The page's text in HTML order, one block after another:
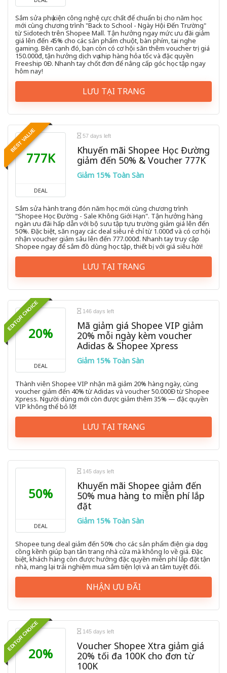
Sắm sửa phụ kiện công nghệ cực chất để chuẩn bị cho năm học
mới cùng chương trình "Back to School - Ngày Hội Đến Trường"
từ Sidotech trên Shopee Mall. Tận hưởng ngay mức ưu đãi giảm
giá lên đến 45% cho các sản phẩm chuột, bàn phím, tai nghe
gaming. Bên cạnh đó, bạn còn có cơ hội săn thêm voucher trị giá
150.000đ, tận hưởng dịch vụ ship hàng hỏa tốc và đặc quyền
Freeship 0Đ. Nhanh tay chốt đơn để nâng cấp góc học tập ngay
hôm nay!
LƯU TẠI TRANG
BEST VALUE
777K
DEAL
57 days left
Khuyến mãi Shopee Học Đường
giảm đến 50% & Voucher 777K
Giảm 15% Toàn Sàn
Sắm sửa hành trang đón năm học mới cùng chương trình
"Shopee Học Đường - Sale Không Giới Hạn". Tận hưởng hàng
ngàn ưu đãi hấp dẫn với bộ sưu tập tựu trường giảm giá lên đến
50%. Đặc biệt, săn ngay các deal siêu rẻ chỉ từ 1.000đ và có cơ hội
nhận voucher giảm sâu lên đến 777.000đ. Nhanh tay truy cập
Shopee ngay để sắm đồ dùng học tập, thiết bị với giá siêu hời!
LƯU TẠI TRANG
EDITOR CHOICE
20%
DEAL
146 days left
Mã giảm giá Shopee VIP giảm
20% mỗi ngày kèm voucher
Adidas & Shopee Xpress
Giảm 15% Toàn Sàn
Thành viên Shopee VIP nhận mã giảm 20% hàng ngày, cùng
voucher giảm đến 40% từ Adidas và voucher 50.000Đ từ Shopee
Xpress. Người dùng mới còn được giảm thêm 35% — đặc quyền
VIP không thể bỏ lỡ!
LƯU TẠI TRANG
50%
DEAL
145 days left
Khuyến mãi Shopee giảm đến
50% mua hàng to miễn phí lắp
đặt
Giảm 15% Toàn Sàn
Shopee tung deal giảm đến 50% cho các sản phẩm điện gia dụng
cồng kềnh giúp bạn tân trang nhà cửa mà không lo về giá. Đặc
biệt, khách hàng còn được hưởng đặc quyền miễn phí lắp đặt tận
nhà, mang lại trải nghiệm mua sắm tiện lợi và an tâm tuyệt đối.
NHẬN ƯU ĐÃI
EDITOR CHOICE
20%
145 days left
Voucher Shopee Xtra giảm giá
20% tối đa 100K cho đơn từ
100K